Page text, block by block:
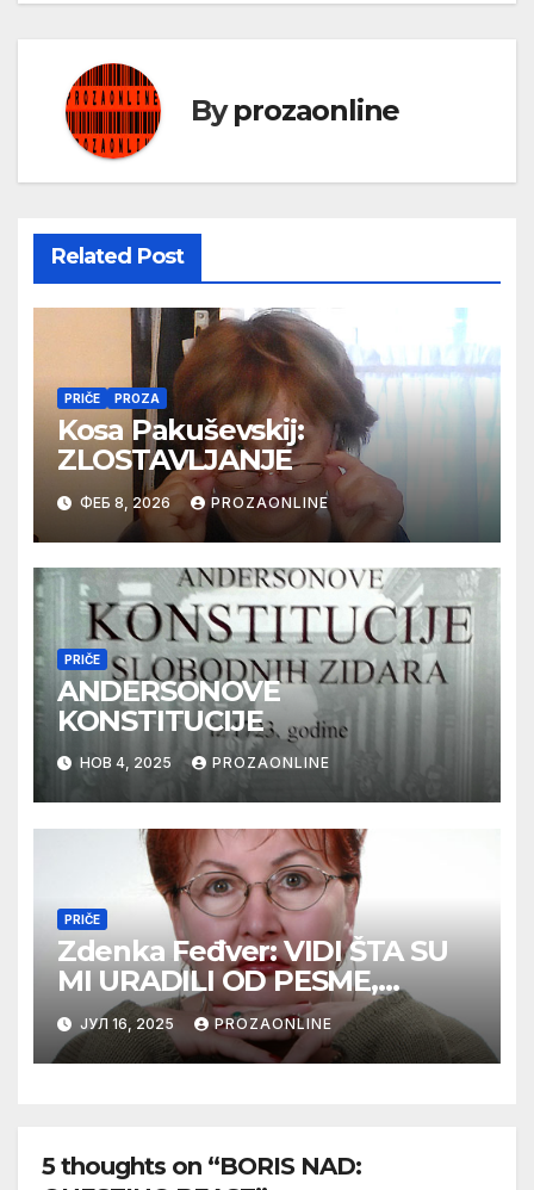
Byprozaonline
Related Post
PRIČE PROZA
Kosa Pakuševskij:
ZLOSTAVLJANJE
ФЕБ 8, 2026 PROZAONLINE
PRIČE
ANDERSONOVE
KONSTITUCIJE
НОВ 4, 2025 PROZAONLINE
PRIČE
Zdenka Feđver: VIDI ŠTA SU
MI URADILI OD PESME,
MAMA*
ЈУЛ 16, 2025 PROZAONLINE
5 thoughts on “BORIS NAD: